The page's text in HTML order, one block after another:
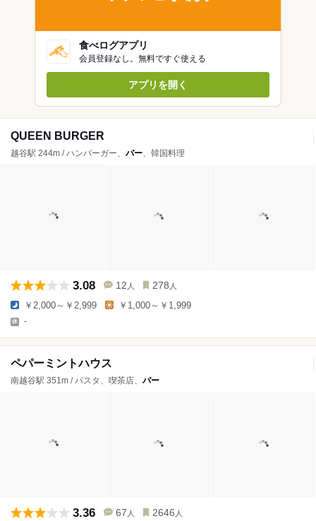
食べログアプリ
会員登録なし。無料ですぐ使える
アプリを開く
QUEEN BURGER
越谷駅 244m / ハンバーガー、 バー、韓国料理
3.08 12 人 278 人
￥2,000～￥2,999 ￥1,000～￥1,999
-
ペパーミントハウス
南越谷駅 351m / パスタ、喫茶店、 バー
3.36 67 人 2646 人